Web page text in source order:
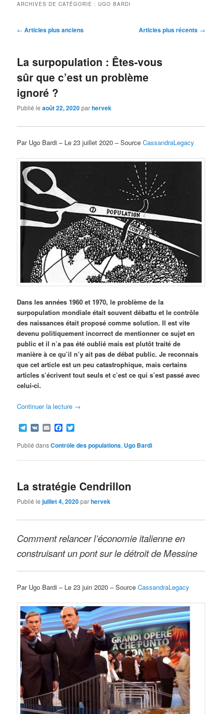
ARCHIVES DE CATÉGORIE :UGO BARDI
Navigation
← Articles plus anciens Articles plus récents →
La surpopulation : Êtes-vous
sûr que c’est un problème
ignoré ?
Publié leaoût 22, 2020parhervek
Par Ugo Bardi – Le 23 juillet 2020 – SourceCassandraLegacy
Dans les années 1960 et 1970, le problème de la
surpopulation mondiale était souvent débattu et le contrôle
des naissances était proposé comme solution. Il est vite
devenu politiquement incorrect de mentionner ce sujet en
public et il n’a pas été oublié maisest plutôt traité de
manière à ce qu’il n’y ait pas de débat public. Je reconnais
que cet article est un peu catastrophique, mais certains
articles s’écrivent tout seuls et c’est ce qui s’est passé avec
celui-ci.
Continuer la lecture →
Telegram
VK EmailFacebook
Publié dansContrôle des populations, Ugo Bardi
La stratégie Cendrillon
Publié lejuillet 4, 2020parhervek
Comment relancer l’économie italienne en
construisant un pont sur le détroit de Messine
Par Ugo Bardi – Le 23 juin 2020 – SourceCassandraLegacy